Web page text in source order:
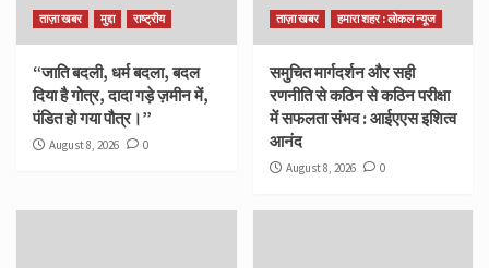
ताज़ा खबर मुद्दा राष्ट्रीय
“जाति बदली, धर्म बदला, बदल
दिया है गोत्र, दादा गड़े ज़मीन में,
पंडित हो गया पौत्र।”
August 8, 2026 0
ताज़ा खबर हमारा शहर : लोकल न्यूज
समुचित मार्गदर्शन और सही
रणनीति से कठिन से कठिन परीक्षा
में सफलता संभव : आईएएस इशित्व
आनंद
August 8, 2026 0